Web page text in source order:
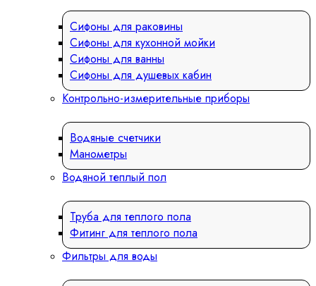
Сифоны для раковины
Сифоны для кухонной мойки
Сифоны для ванны
Сифоны для душевых кабин
Контрольно-измерительные приборы
Водяные счетчики
Манометры
Водяной теплый пол
Труба для теплого пола
Фитинг для теплого пола
Фильтры для воды